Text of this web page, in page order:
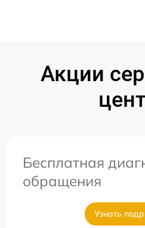
Акции
Бесплатная
обращения
Узнать